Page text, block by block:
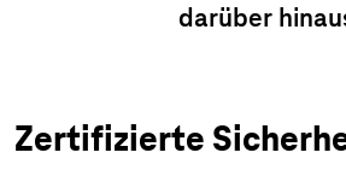
darüber
Zertifizierte